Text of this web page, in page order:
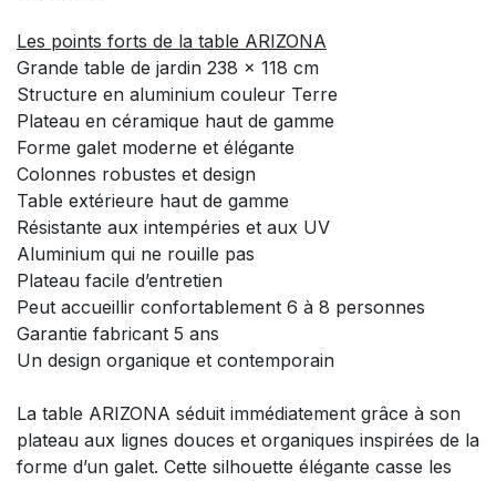
Les points forts de la table ARIZONA
Grande table de jardin 238 x 118 cm
Structure en aluminium couleur Terre
Plateau en céramique haut de gamme
Forme galet moderne et élégante
Colonnes robustes et design
Table extérieure haut de gamme
Résistante aux intempéries et aux UV
Aluminium qui ne rouille pas
Plateau facile d’entretien
Peut accueillir confortablement 6 à 8 personnes
Garantie fabricant 5 ans
Un design organique et contemporain
La table ARIZONA séduit immédiatement grâce à son
plateau aux lignes douces et organiques inspirées de la
forme d’un galet. Cette silhouette élégante casse les